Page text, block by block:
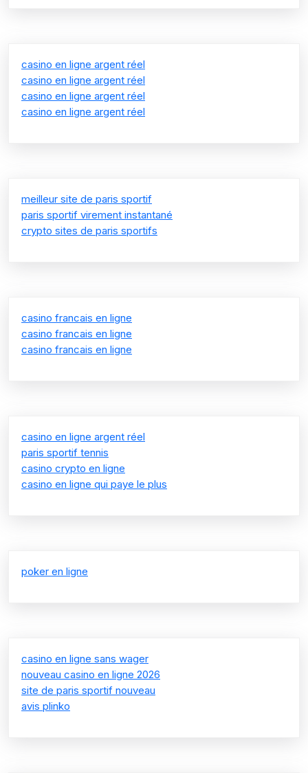
casino en ligne argent réel
casino en ligne argent réel
casino en ligne argent réel
casino en ligne argent réel
meilleur site de paris sportif
paris sportif virement instantané
crypto sites de paris sportifs
casino francais en ligne
casino francais en ligne
casino francais en ligne
casino en ligne argent réel
paris sportif tennis
casino crypto en ligne
casino en ligne qui paye le plus
poker en ligne
casino en ligne sans wager
nouveau casino en ligne 2026
site de paris sportif nouveau
avis plinko